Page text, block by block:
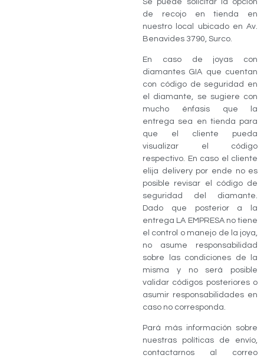
de recojo en tienda en
nuestro local ubicado en Av.
Benavides 3790, Surco.
En caso de joyas con
diamantes GIA que cuentan
con código de seguridad en
el diamante, se sugiere con
mucho énfasis que la
entrega sea en tienda para
que el cliente pueda
visualizar el código
respectivo. En caso el cliente
elija delivery por ende no es
posible revisar el código de
seguridad del diamante.
Dado que posterior a la
entrega LA EMPRESA no tiene
el control o manejo de la joya,
no asume responsabilidad
sobre las condiciones de la
misma y no será posible
validar códigos posteriores o
asumir responsabilidades en
caso no corresponda.
Pará más información sobre
nuestras políticas de envío,
contactarnos al correo